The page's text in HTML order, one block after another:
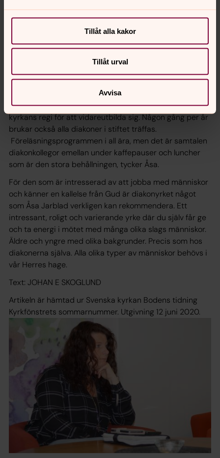
Tillåt alla kakor
Tillåt urval
Avvisa
problem som uppstår, vilket Åsa gillar.
– Jag har alltid många idéer på gång och klarar inte av
att sitta stilla och rulla tummarna. Om en aktivitet blir
inställd får man hitta på något annat.
diakoner lider av. Det finns flera forum på nätet för
erfarenhetsutbyte, där man kan inspireras av andras
goda exempel. Man kan också gå kurser i Svenska
kyrkans regi för att vidareutbilda sig. Någon gång per år
brukar också alla diakoner i stiftet träffas.
­ Föreläsningsprogrammen i all ära, men det är samtalen
diakonkollegor emellan under kaffepauser och luncher
som är den stora behållningen, tycker Åsa.
För den som är intresserad av att jobba med människor
och känner en kallelse från Gud är diakonyrket något
som Åsa Jarblad verkligen kan rekommendera. Ett
intressant, roligt och varierande yrke där du själv får ge
och ta energi i mötet med många olika slags människor.
Äldre och yngre med olika bakgrunder. Precis som hos
diakonerna själva. Alla olika typer av människor behövs i
vår Herres hage.
Text: JOHAN E SKOGLUND
Artikeln är hämtad ur Svenska kyrkan Bodens tidning
Kyrkfönstrets sommarnummer. Utgivning 12 juni 2020.